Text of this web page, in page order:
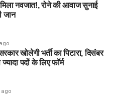
नवजात!, रोने की आवाज सुनाई
जान
खोलेगी भर्ती का पिटारा, दिसंबर
पदों के लिए फॉर्म
ago